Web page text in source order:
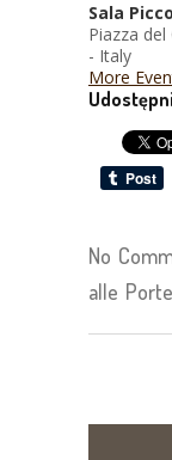
Sala
Piazza
- Italy
More
No
alle